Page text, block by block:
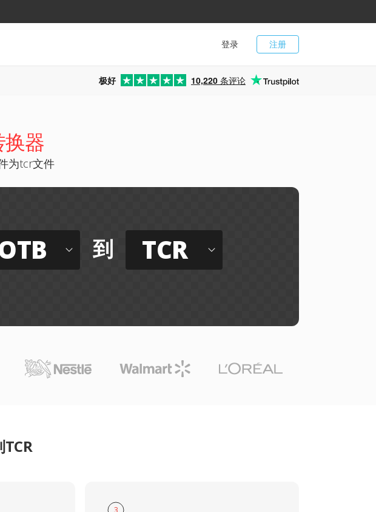
注册
登录
极好 10,220 条评论
换器
为tcr文件
到 TCR